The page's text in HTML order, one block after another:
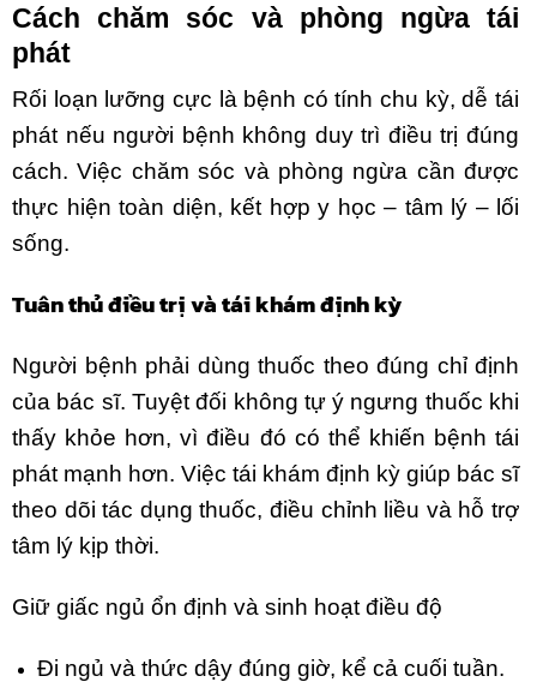
Cách chăm sóc và phòng ngừa tái
phát
Rối loạn lưỡng cực là bệnh có tính chu kỳ, dễ tái
phát nếu người bệnh không duy trì điều trị đúng
cách. Việc chăm sóc và phòng ngừa cần được
thực hiện toàn diện, kết hợp y học – tâm lý – lối
sống.
Tuân thủ điều trị và tái khám định kỳ
Người bệnh phải dùng thuốc theo đúng chỉ định
của bác sĩ. Tuyệt đối không tự ý ngưng thuốc khi
thấy khỏe hơn, vì điều đó có thể khiến bệnh tái
phát mạnh hơn. Việc tái khám định kỳ giúp bác sĩ
theo dõi tác dụng thuốc, điều chỉnh liều và hỗ trợ
tâm lý kịp thời.
Giữ giấc ngủ ổn định và sinh hoạt điều độ
Đi ngủ và thức dậy đúng giờ, kể cả cuối tuần.